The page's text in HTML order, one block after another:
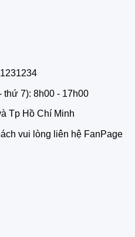
thứ 7): 8h00 - 17h00
Tp Hồ Chí Minh
vui lòng liên hệ FanPage